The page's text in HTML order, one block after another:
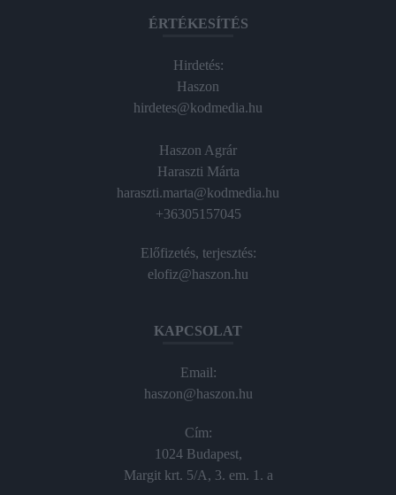
ÉRTÉKESÍTÉS
Hirdetés:
Haszon
hirdetes@kodmedia.hu
Haszon Agrár
Haraszti Márta
haraszti.marta@kodmedia.hu
+36305157045
Előfizetés, terjesztés:
elofiz@haszon.hu
KAPCSOLAT
Email:
haszon@haszon.hu
Cím:
1024 Budapest,
Margit krt. 5/A, 3. em. 1. a